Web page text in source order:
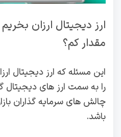
ارز دیجیتال ارزان
مقدار کم؟
این مسئله که ارز دیجیتال
را به سمت ارز های دیجیتال
چالش های سرمایه گذاران
باشد.